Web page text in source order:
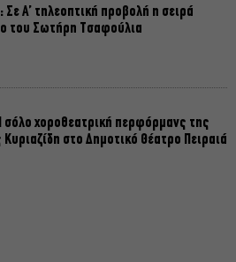
Α’ τηλεοπτική προβολή η σειρά
του Σωτήρη Τσαφούλια
σόλο χοροθεατρική περφόρμανς της
Κυριαζίδη στο Δημοτικό Θέατρο Πειραιά